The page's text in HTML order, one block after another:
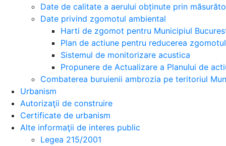
Date de calitate a aerului obținute prin
Date privind zgomotul ambiental
Harti de zgomot pentru Municipiul
Plan de actiune pentru reducerea
Sistemul de monitorizare acustica
Propunere de Actualizare a Planului de
Combaterea buruienii ambrozia pe teritoriul
Urbanism
Autorizaţii de construire
Certificate de urbanism
Alte informaţii de interes public
Legea 215/2001